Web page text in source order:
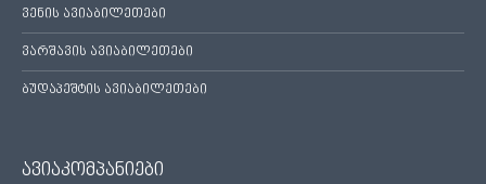
ვენის ავიაბილეთები
ვარშავის ავიაბილეთები
ბუდაპეშტის ავიაბილეთები
ავიაკომპანიები